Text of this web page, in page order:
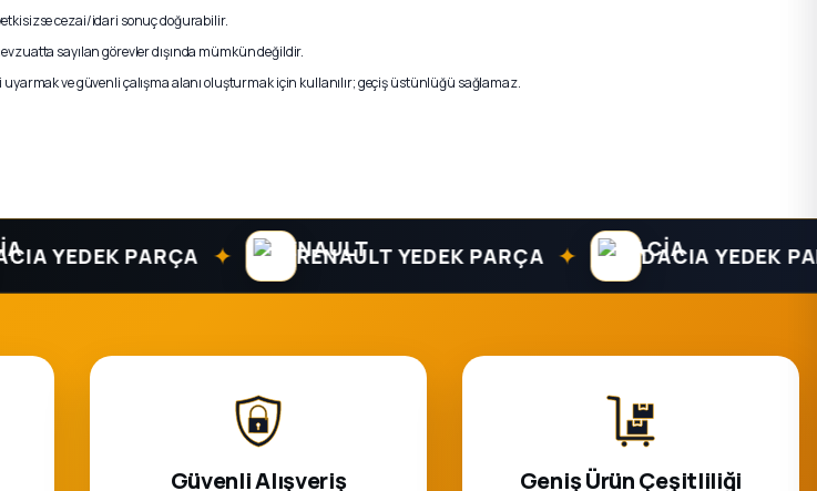
cezai/idari sonuç doğurabilir.
sayılan görevler dışında mümkün değildir.
ve güvenli çalışma alanı oluşturmak için kullanılır; geçiş üstünlüğü sağlamaz.
PARÇA ✦ RENAULT YEDEK PARÇA ✦ DACIA YEDEK PARÇA
Güvenli Alışveriş Geniş Ürün Çeşitliliği